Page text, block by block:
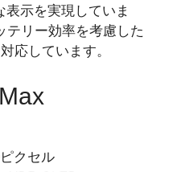
表示を実現していま
テリー効率を考慮した
応しています。
クセル